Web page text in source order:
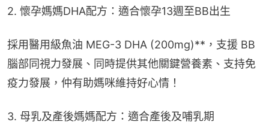
2. 懷孕媽媽DHA配方：適合懷孕13週至BB出生
採用醫用級魚油 MEG-3 DHA (200mg)**，支援 BB
腦部同視力發展、同時提供其他關鍵營養素、支持免
疫力發展，仲有助媽咪維持好心情！
3. 母乳及產後媽媽配方：適合產後及哺乳期